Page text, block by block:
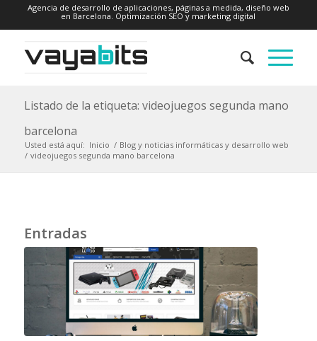
Agencia de desarrollo de aplicaciones, páginas a medida, diseño web
en Barcelona. Optimización SEO y marketing digital
Listado de la etiqueta: videojuegos segunda mano
barcelona
Usted está aquí: Inicio / Blog y noticias informáticas y desarrollo web
/ videojuegos segunda mano barcelona
Entradas